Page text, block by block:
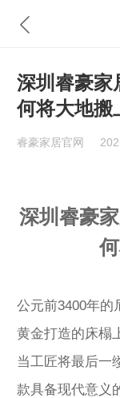
深圳睿豪家
何将大地搬
睿豪家居官网
深圳睿豪
公元前3400年的
黄金打造的床榻
当工匠将最后一
款具备现代意义